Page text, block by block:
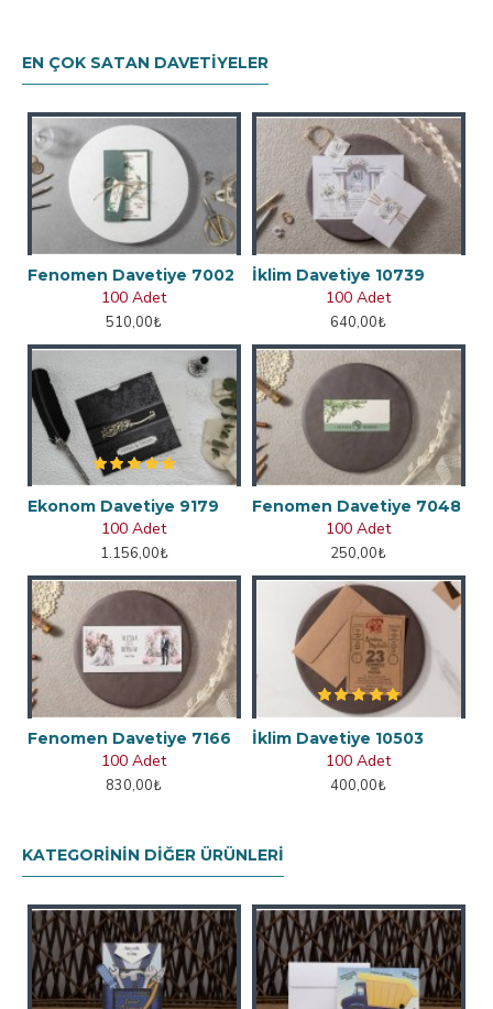
EN ÇOK SATAN DAVETIYELER
Fenomen Davetiye 7002
100 Adet
510,00₺
İklim Davetiye 10739
100 Adet
640,00₺
Ekonom Davetiye 9179
100 Adet
1.156,00₺
Fenomen Davetiye 7048
100 Adet
250,00₺
Fenomen Davetiye 7166
100 Adet
830,00₺
İklim Davetiye 10503
100 Adet
400,00₺
KATEGORININ DIĞER ÜRÜNLERI